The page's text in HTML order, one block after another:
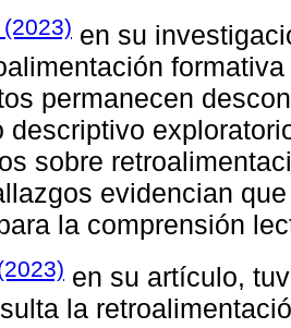
en su
permanecen
descriptivo
sobre
evidencian
la comprensión
en su artículo,
la